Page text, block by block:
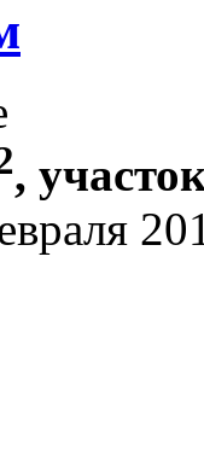
,